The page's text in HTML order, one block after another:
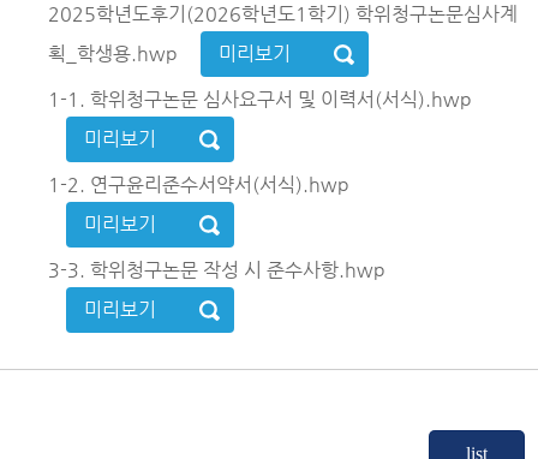
2025학년도후기(2026학년도1학기) 학위청구논문심사계
획_학생용.hwp
미리보기
1-1. 학위청구논문 심사요구서 및 이력서(서식).hwp
미리보기
1-2. 연구윤리준수서약서(서식).hwp
미리보기
3-3. 학위청구논문 작성 시 준수사항.hwp
미리보기